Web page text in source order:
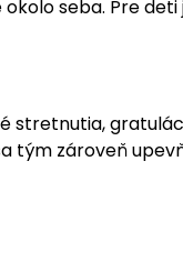
seba. Pre
stretnutia,
tým zároveň